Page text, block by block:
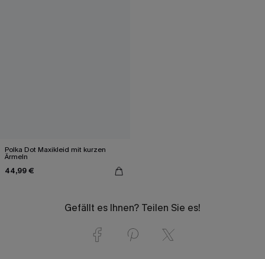
Polka Dot Maxikleid mit kurzen
Ärmeln
44,99 €
Gefällt es Ihnen? Teilen Sie es!